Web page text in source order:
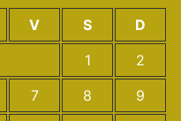
V S
D
1
2
7 8
9